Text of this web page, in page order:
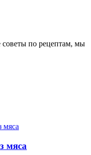
по рецептам, мы
мяса